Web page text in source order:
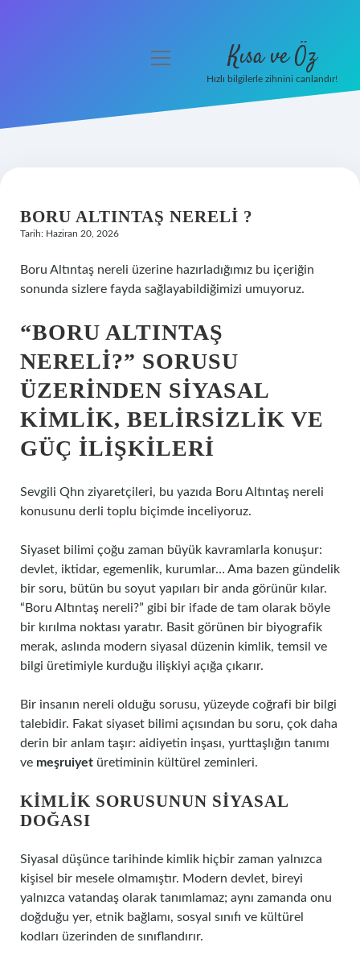
Hakkımızda
menüyü
Kısa ve Öz
Hızlı bilgilerle zihnini canlandır!
BORU ALTINTAŞ NERELI ?
Tarih: Haziran 20, 2026
Boru Altıntaş nereli üzerine hazırladığımız bu içeriğin
sonunda sizlere fayda sağlayabildiğimizi umuyoruz.
“BORU ALTINTAŞ
NERELI?” SORUSU
ÜZERINDEN SIYASAL
KIMLIK, BELIRSIZLIK VE
GÜÇ ILIŞKILERI
Sevgili Qhn ziyaretçileri, bu yazıda Boru Altıntaş nereli
konusunu derli toplu biçimde inceliyoruz.
Siyaset bilimi çoğu zaman büyük kavramlarla konuşur:
devlet, iktidar, egemenlik, kurumlar… Ama bazen gündelik
bir soru, bütün bu soyut yapıları bir anda görünür kılar.
“Boru Altıntaş nereli?” gibi bir ifade de tam olarak böyle
bir kırılma noktası yaratır. Basit görünen bir biyografik
merak, aslında modern siyasal düzenin kimlik, temsil ve
bilgi üretimiyle kurduğu ilişkiyi açığa çıkarır.
Bir insanın nereli olduğu sorusu, yüzeyde coğrafi bir bilgi
talebidir. Fakat siyaset bilimi açısından bu soru, çok daha
derin bir anlam taşır: aidiyetin inşası, yurttaşlığın tanımı
ve meşruiyet üretiminin kültürel zeminleri.
KIMLIK SORUSUNUN SIYASAL
DOĞASI
Siyasal düşünce tarihinde kimlik hiçbir zaman yalnızca
kişisel bir mesele olmamıştır. Modern devlet, bireyi
yalnızca vatandaş olarak tanımlamaz; aynı zamanda onu
doğduğu yer, etnik bağlamı, sosyal sınıfı ve kültürel
kodları üzerinden de sınıflandırır.